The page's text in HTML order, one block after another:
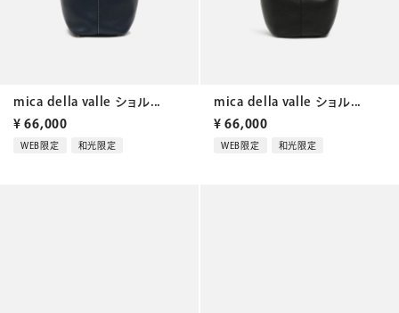
mica della valle ショル...
¥ 66,000
WEB限定 和光限定
mica della valle ショル...
¥ 66,000
WEB限定 和光限定